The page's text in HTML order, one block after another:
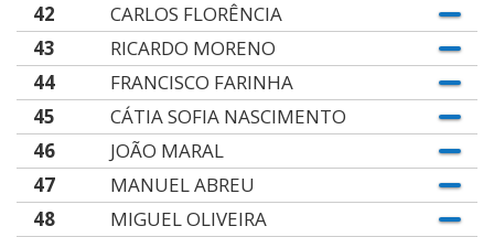
42
CARLOS FLORÊNCIA
43
RICARDO MORENO
44
FRANCISCO FARINHA
45
CÁTIA SOFIA NASCIMENTO
46
JOÃO MARAL
47
MANUEL ABREU
48
MIGUEL OLIVEIRA